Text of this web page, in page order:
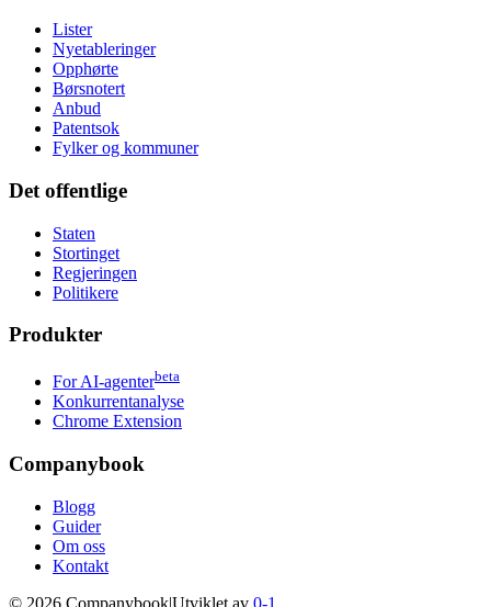
Lister
Nyetableringer
Opphørte
Børsnotert
Anbud
Patentsok
Fylker og kommuner
Det offentlige
Staten
Stortinget
Regjeringen
Politikere
Produkter
For AI-agenterbeta
Konkurrentanalyse
Chrome Extension
Companybook
Blogg
Guider
Om oss
Kontakt
© 2026 Companybook|Utviklet av 0-1